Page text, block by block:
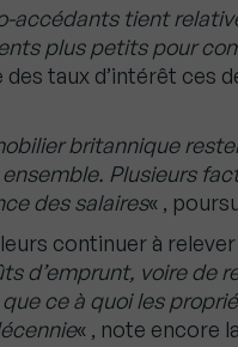
accédants tient
plus petits pour
des taux d’intérêt ces
britannique
Plusieurs
des salaires« ,
continuer à
d’emprunt, voire de
ce à quoi les
« , note encore